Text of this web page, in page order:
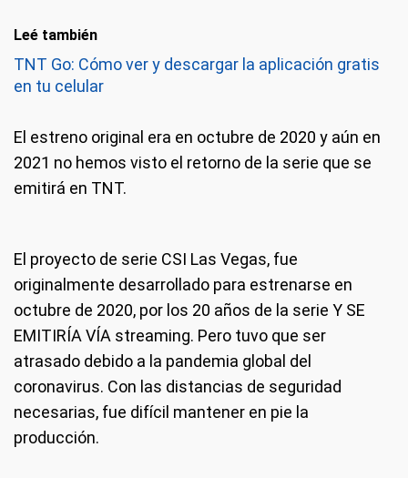
Leé también
TNT Go: Cómo ver y descargar la aplicación gratis
en tu celular
El estreno original era en octubre de 2020 y aún en
2021 no hemos visto el retorno de la serie que se
emitirá en TNT.
El proyecto de serie CSI Las Vegas, fue
originalmente desarrollado para estrenarse en
octubre de 2020, por los 20 años de la serie Y SE
EMITIRÍA VÍA streaming. Pero tuvo que ser
atrasado debido a la pandemia global del
coronavirus. Con las distancias de seguridad
necesarias, fue difícil mantener en pie la
producción.